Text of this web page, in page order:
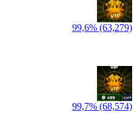
99,6% (63,279)
99,7% (68,574)